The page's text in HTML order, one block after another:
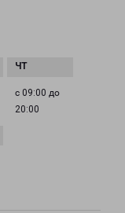
с 09:00 до
20:00